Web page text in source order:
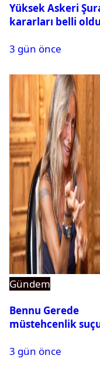
Yüksek Askeri
kararları belli
3 gün önce
Gündem
Bennu Gerede
müstehcenlik
alındı
3 gün önce